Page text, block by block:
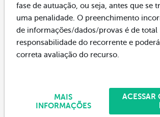
fase de autuação, ou seja, antes que se
uma penalidade. O preenchimento
de informações/dados/provas é de total
responsabilidade do recorrente e
correta avaliação do recurso.
ACESSAR
MAIS
INFORMAÇÕES